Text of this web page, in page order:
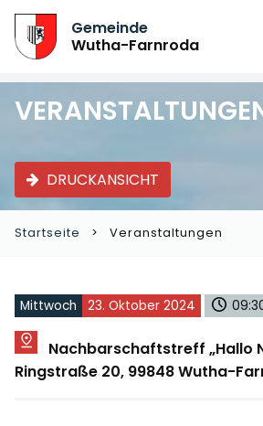
Gemeinde
Wutha-Farnroda
DRUCKANSICHT
Startseite Veranstaltungen
Mittwoch 23. Oktober 2024
Nachbarschaftstreff „Hallo
Ringstraße 20, 99848 Wutha-